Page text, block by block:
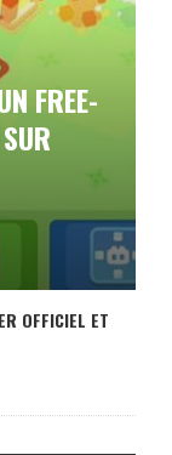
FREE-
OFFICIEL ET